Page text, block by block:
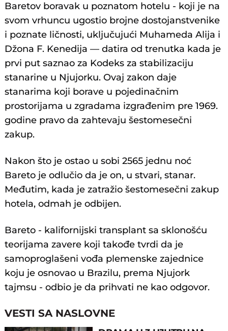
Baretov boravak u poznatom hotelu - koji je na
svom vrhuncu ugostio brojne dostojanstvenike
i poznate ličnosti, uključujući Muhameda Alija i
Džona F. Kenedija — datira od trenutka kada je
prvi put saznao za Kodeks za stabilizaciju
stanarine u Njujorku. Ovaj zakon daje
stanarima koji borave u pojedinačnim
prostorijama u zgradama izgrađenim pre 1969.
godine pravo da zahtevaju šestomesečni
zakup.
Nakon što je ostao u sobi 2565 jednu noć
Bareto je odlučio da je on, u stvari, stanar.
Međutim, kada je zatražio šestomesečni zakup
hotela, odmah je odbijen.
Bareto - kalifornijski transplant sa sklonošću
teorijama zavere koji takođe tvrdi da je
samoproglašeni vođa plemenske zajednice
koju je osnovao u Brazilu, prema Njujork
tajmsu - odbio je da prihvati ne kao odgovor.
VESTI SA NASLOVNE